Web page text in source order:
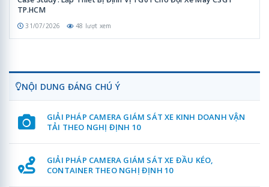
TP.HCM
31/07/2026 48 lượt xem
NỘI DUNG ĐÁNG CHÚ Ý
GIẢI PHÁP CAMERA GIÁM SÁT XE KINH DOANH VẬN
TẢI THEO NGHỊ ĐỊNH 10
GIẢI PHÁP CAMERA GIÁM SÁT XE ĐẦU KÉO,
CONTAINER THEO NGHỊ ĐỊNH 10